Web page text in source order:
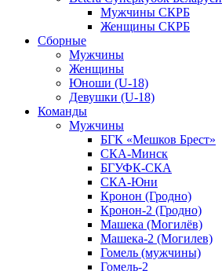
Мужчины СКРБ
Женщины СКРБ
Сборные
Мужчины
Женщины
Юноши (U-18)
Девушки (U-18)
Команды
Мужчины
БГК «Мешков Брест»
СКА-Минск
БГУФК-СКА
СКА-Юни
Кронон (Гродно)
Кронон-2 (Гродно)
Машека (Могилёв)
Машека-2 (Могилев)
Гомель (мужчины)
Гомель-2